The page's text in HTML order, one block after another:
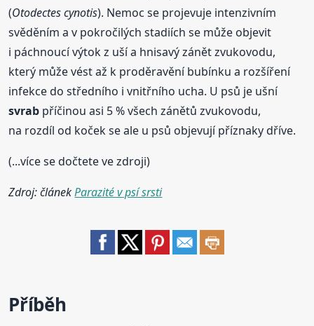
(Otodectes cynotis). Nemoc se projevuje intenzivním
svěděním a v pokročilých stadiích se může objevit
i páchnoucí výtok z uší a hnisavý zánět zvukovodu,
který může vést až k proděravění bubínku a rozšíření
infekce do středního i vnitřního ucha. U psů je ušní
svrab příčinou asi 5 % všech zánětů zvukovodu,
na rozdíl od koček se ale u psů objevují příznaky dříve.
(...více se dočtete ve zdroji)
Zdroj: článekParazité v psí srsti
Příběh